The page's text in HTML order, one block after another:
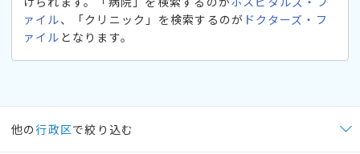
ァイル、「クリニック」を検索するのが ドクターズ・フ
ァイル となります。
他の行政区で絞り込む